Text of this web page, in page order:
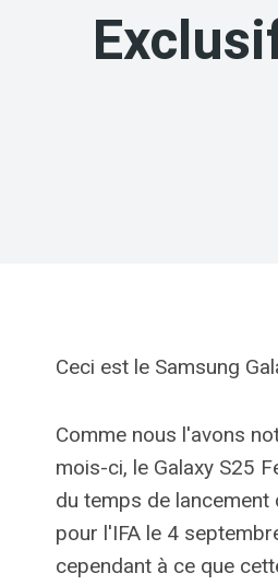
Ceci est le Samsung
Comme nous l'avons
mois-ci, le Galaxy S25
du temps de lancement
pour l'IFA le 4
cependant à ce que